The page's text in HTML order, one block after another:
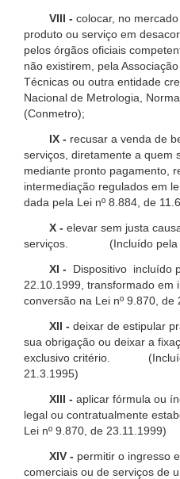
VIII - colocar, no
produto ou serviço em
pelos órgãos oficiais
não existirem, pela
Técnicas ou outra entidade
Nacional de Metrologia,
(Conmetro);
IX - recusar a venda de
serviços, diretamente a quem
mediante pronto pagamento,
intermediação regulados
dada pela Lei nº 8.884, de
X - elevar sem justa
serviços. (Incluído pela
XI -
Dispositivo incluído
22.10.1999, transformado em
conversão na Lei nº 9.870, de
XII - deixar de estipular
sua obrigação ou deixar a
exclusivo critério. (Incluído
21.3.1995)
XIII - aplicar fórmula ou
legal ou contratualmente
Lei nº 9.870, de 23.11.1999)
XIV - permitir o ingresso
comerciais ou de serviços de